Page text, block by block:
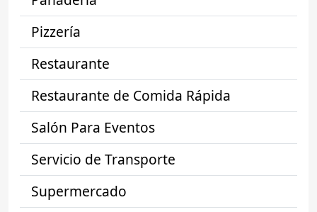
Pizzería
Restaurante
Restaurante de Comida Rápida
Salón Para Eventos
Servicio de Transporte
Supermercado